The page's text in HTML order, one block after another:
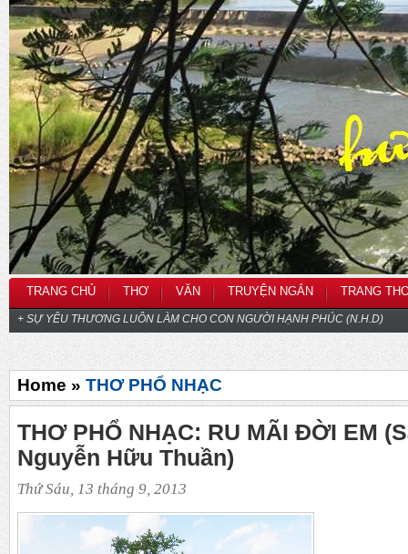
TRANG CHỦ THƠ VĂN TRUYỆN NGẮN TRANG
+ SỰ YÊU THƯƠNG LUÔN LÀM CHO CON NGƯỜI HẠNH PHÚC (N.H.D)
Home » THƠ PHỔ NHẠC
THƠ PHỔ NHẠC: RU MÃI ĐỜI EM
Nguyễn Hữu Thuần)
Thứ Sáu, 13 tháng 9, 2013